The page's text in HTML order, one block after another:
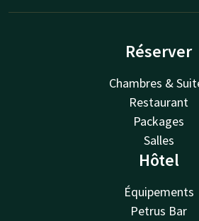
Réserver
Chambres &
Restaurant
Packages
Salles
Hôtel
Équipements
Petrus Bar